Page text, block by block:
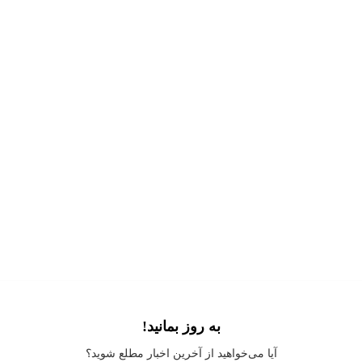
Application error: a client
-side exception has occurred while loading
به روز بمانید!
آیا می‌خواهید از آخرین اخبار مطلع شوید؟